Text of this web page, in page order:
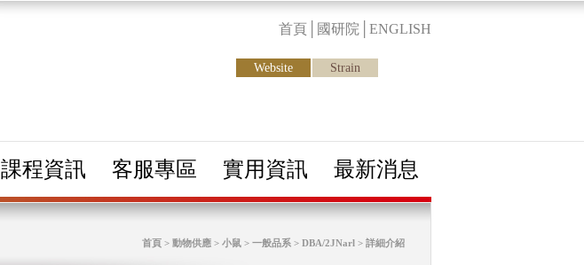
首頁 國研院 ENGLISH
Website Strain
課程資訊 客服專區 實用資訊 最新消息
首頁 > 動物供應 > 小鼠 > 一般品系 > DBA/2JNarl > 詳細介紹